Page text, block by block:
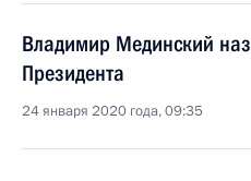
Владимир Мединский
Президента
24 января 2020 года, 09:35